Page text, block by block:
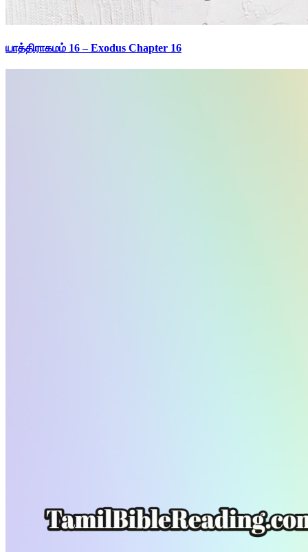
யாத்திராகமம் 16 – Exodus Chapter 16